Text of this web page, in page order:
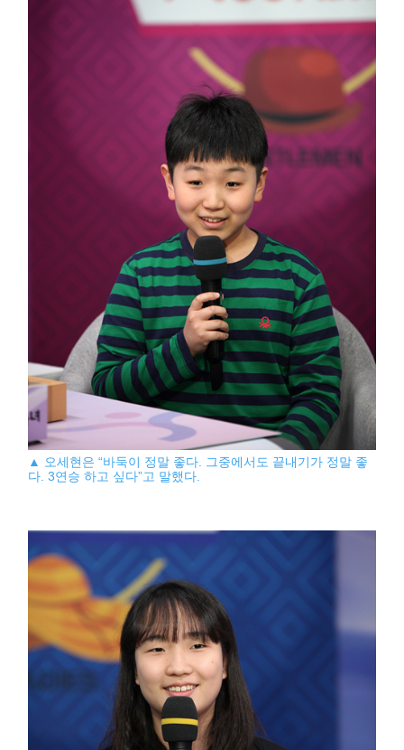
▲ 오세현은 “바둑이 정말 좋다. 그중에서도 끝내기가 정말 좋
다. 3연승 하고 싶다”고 말했다.